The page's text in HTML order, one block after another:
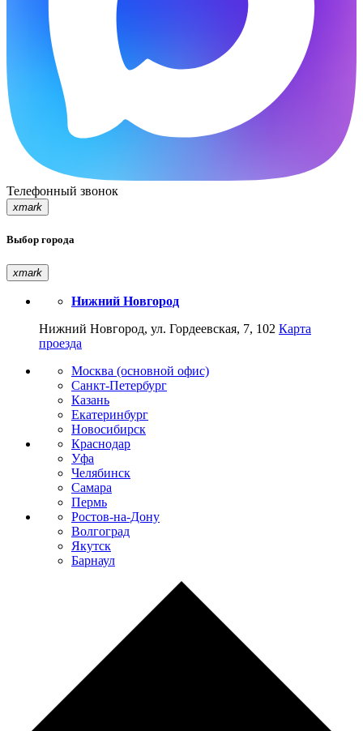
Телефонный звонок
xmark
Выбор города
xmark
Нижний Новгород
Нижний Новгород, ул. Гордеевская, 7, 102 Карта
проезда
Москва (основной офис)
Санкт-Петербург
Казань
Екатеринбург
Новосибирск
Краснодар
Уфа
Челябинск
Самара
Пермь
Ростов-на-Дону
Волгоград
Якутск
Барнаул